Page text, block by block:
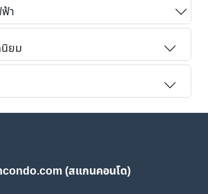
า
นิยม
(สแกนคอนโด)